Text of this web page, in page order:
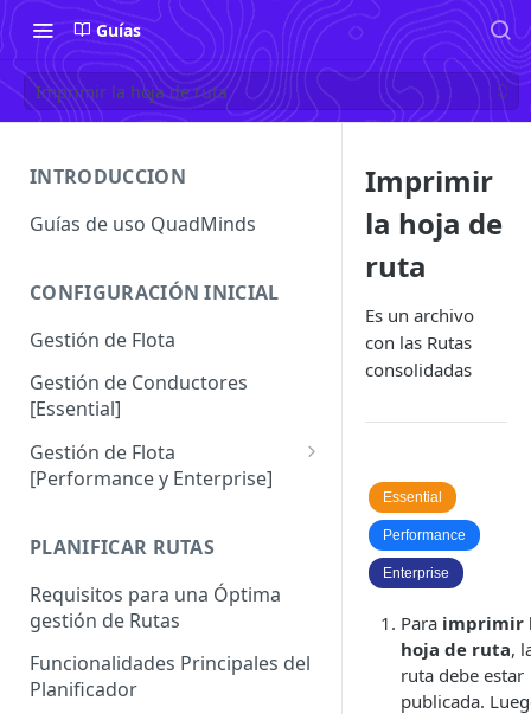
Guías
Imprimir la hoja de ruta
INTRODUCCION
Guías de uso QuadMinds
CONFIGURACIÓN INICIAL
Gestión de Flota
Gestión de Conductores
[Essential]
Gestión de Flota
[Performance y Enterprise]
Enterprise]
Vehículos
Agrupación de dispositivos
Asignación de dispositivos a
usuarios
PLANIFICAR RUTAS
Requisitos para una Óptima
gestión de Rutas
Funcionalidades Principales del
Planificador
Imprimir
la hoja de
ruta
Es un archivo
con las Rutas
consolidadas
Essential
Performance
Enterprise
Para imprimir
hoja de ruta,
ruta debe estar
publicada.